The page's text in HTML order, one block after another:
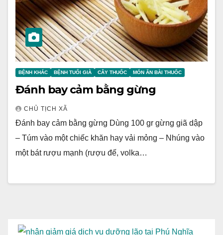
BỆNH KHÁC BỆNH TUỔI GIÀ CÂY THUỐC MÓN ĂN BÀI THUỐC
Đánh bay cảm bằng gừng
CHỦ TỊCH XÃ
Đánh bay cảm bằng gừng Dùng 100 gr gừng giã dập
– Túm vào một chiếc khăn hay vải mỏng – Nhúng vào
một bát rượu mạnh (rượu đế, volka…